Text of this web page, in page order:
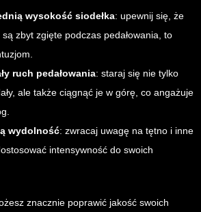
wysokość siodełka: upewnij się, że
zbyt zgięte podczas pedałowania, to
ruch pedałowania: staraj się nie tylko
ale także ciągnąć je w górę, co angażuje
wydolność: zwracaj uwagę na tętno i inne
intensywność do swoich
znacznie poprawić jakość swoich